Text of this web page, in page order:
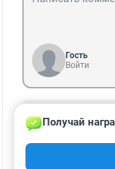
Гость
Войти
20 марта 2025,
За такие
построить, а
Получай